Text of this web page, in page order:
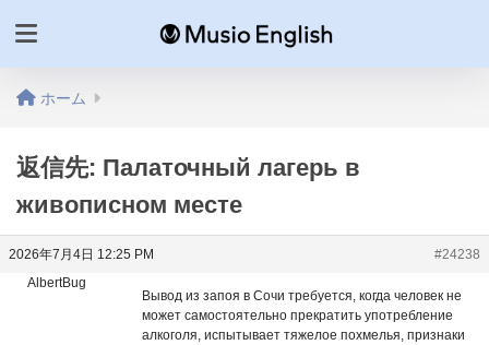
ホーム
返信先: Палаточный лагерь в
живописном месте
2026年7月4日 12:25 PM
#24238
AlbertBug
Вывод из запоя в Сочи требуется, когда человек не
может самостоятельно прекратить употребление
алкоголя, испытывает тяжелое похмелья, признаки